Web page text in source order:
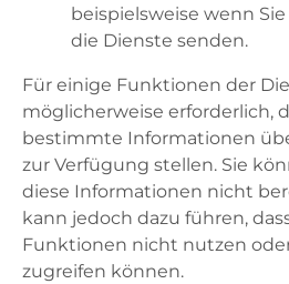
beispielsweise wenn
die Dienste senden.
Für einige Funktionen der
möglicherweise erforderlich,
bestimmte Informationen
zur Verfügung stellen. Sie
diese Informationen nicht
kann jedoch dazu führen,
Funktionen nicht nutzen
zugreifen können.